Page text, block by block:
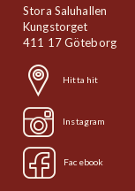
Stora Saluhallen
Kungstorget
411 17 Göteborg
Hitta hit
Instagram
Facebook